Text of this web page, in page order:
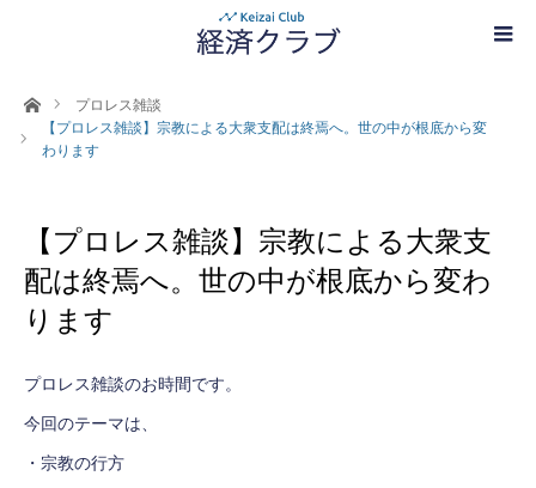
ホームプロレス雑談
【プロレス雑談】宗教による大衆支配は終焉へ。世の中が根底から変
わります
【プロレス雑談】宗教による大衆支
配は終焉へ。世の中が根底から変わ
ります
プロレス雑談のお時間です。
今回のテーマは、
・宗教の行方